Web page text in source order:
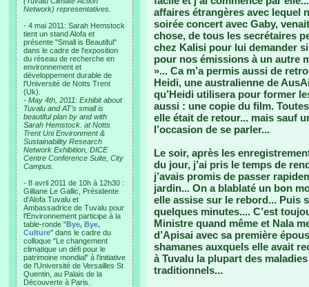
Network) representatives.
- 4 mai 2011: Sarah Hemstock
tient un stand Alofa et
présente "Small is Beautiful"
dans le cadre de l'exposition
du réseau de recherche en
environnement et
développement durable de
l'Université de Notts Trent
(Uk).
- May 4th, 2011: Exhibit about
Tuvalu and AT’s small is
beautiful plan by and with
Sarah Hemstock. at Notts
Trent Uni Environment &
Sustainability Research
Network Exhibition, DICE
Centre Conference Suite, City
Campus.
- 8 avril 2011 de 10h à 12h30 :
Gilliane Le Gallic, Présidente
d'Alofa Tuvalu et
Ambassadrice de Tuvalu pour
l'Environnement participe à la
table-ronde "Bye, Bye,
Culture" dans le cadre du
colloque "Le changement
climatique un défi pour le
patrimoine mondial" à l'initiative
de l'Université de Versailles St
Quentin, au Palais de la
Découverte à Paris.
affaires étrangères avec lequel
soirée concert avec Gaby,
chose, de tous les secrétaires
chez Kalisi pour lui demander
pour nos émissions à un autre
»... Ca m’a permis aussi de
Heidi, une australienne de
qu’Heidi utilisera pour former
aussi : une copie du film.
elle était de retour... mais sauf
l’occasion de se parler...
Le soir, après les
du jour, j’ai pris le temps de
j’avais promis de passer
jardin... On a blablaté un bon
elle assise sur le rebord... Puis
quelques minutes.... C’est
Ministre quand même et Nala
d’Apisai avec sa première
shamanes auxquels elle avait
à Tuvalu la plupart des
traditionnels...